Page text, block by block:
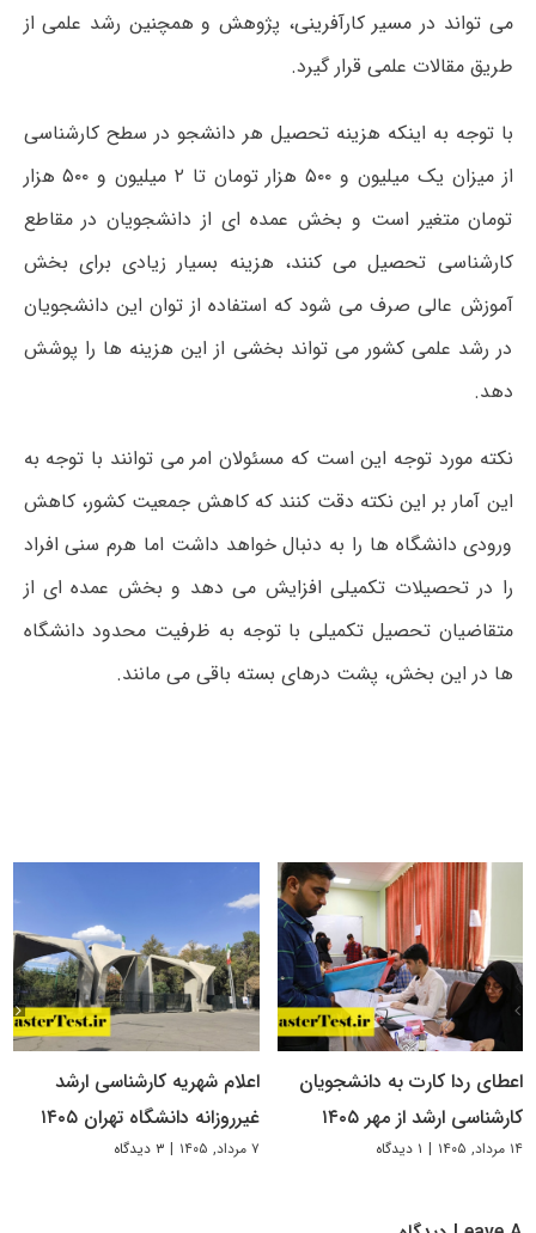
می تواند در مسیر کارآفرینی، پژوهش و همچنین رشد علمی از
طریق مقالات علمی قرار گیرد.
با توجه به اینکه هزینه تحصیل هر دانشجو در سطح کارشناسی
از میزان یک میلیون و ۵۰۰ هزار تومان تا ۲ میلیون و ۵۰۰ هزار
تومان متغیر است و بخش عمده ای از دانشجویان در مقاطع
کارشناسی تحصیل می کنند، هزینه بسیار زیادی برای بخش
آموزش عالی صرف می شود که استفاده از توان این دانشجویان
در رشد علمی کشور می تواند بخشی از این هزینه ها را پوشش
دهد.
نکته مورد توجه این است که مسئولان امر می توانند با توجه به
این آمار بر این نکته دقت کنند که کاهش جمعیت کشور، کاهش
ورودی دانشگاه ها را به دنبال خواهد داشت اما هرم سنی افراد
را در تحصیلات تکمیلی افزایش می دهد و بخش عمده ای از
متقاضیان تحصیل تکمیلی با توجه به ظرفیت محدود دانشگاه
ها در این بخش، پشت درهای بسته باقی می مانند.
اعطای ردا کارت به دانشجویان
کارشناسی ارشد از مهر ۱۴۰۵
۱۴ مرداد, ۱۴۰۵ | ۱ دیدگاه
اعلام شهریه کارشناسی ارشد
غیرروزانه دانشگاه تهران ۱۴۰۵
۷ مرداد, ۱۴۰۵ | ۳ دیدگاه